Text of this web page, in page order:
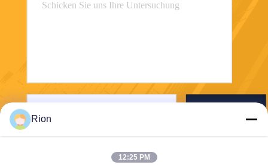
Rion
12:25 PM